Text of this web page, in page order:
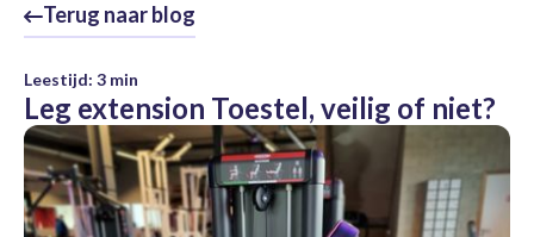
Terug naar blog
Leestijd: 3 min
Leg extension Toestel, veilig of niet?